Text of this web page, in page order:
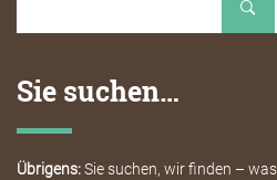
Sie suchen…
Übrigens:Sie suchen, wir finden –